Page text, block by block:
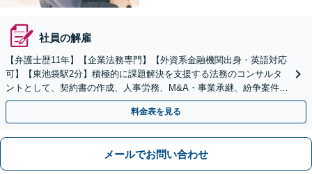
社員の解雇
【弁護士歴11年】【企業法務専門】【外資系金融機関出身・英語対応
可】【東池袋駅2分】積極的に課題解決を支援する法務のコンサルタ
ントとして、契約書の作成、人事労務、M&A・事業承継、紛争案件等
に広く対応致します【初回面談無料】
料金表を見る
メールでお問い合わせ